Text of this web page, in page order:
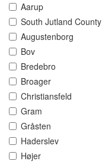
Aarup
South Jutland County
Augustenborg
Bov
Bredebro
Broager
Christiansfeld
Gram
Gråsten
Haderslev
Højer